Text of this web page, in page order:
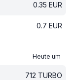
0.35 EUR
0.7 EUR
Heute um
712 TURBO